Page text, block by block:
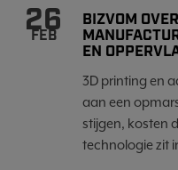
26
FEB
BIZVOM
EN
3D printing en
aan een
stijgen, kosten
technologie zit